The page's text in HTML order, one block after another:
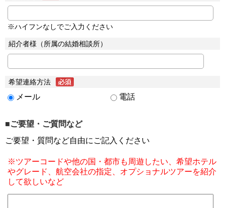
※ハイフンなしでご入力ください
紹介者様（所属の結婚相談所）
希望連絡方法
メール 電話
■ご要望・ご質問など
ご要望・質問など自由にご記入ください
※ツアーコードや他の国・都市も周遊したい、希望ホテル
やグレード、航空会社の指定、オプショナルツアーを紹介
して欲しいなど